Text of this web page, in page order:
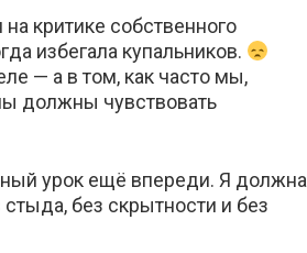
критике собственного
избегала купальников.
— а в том, как часто мы,
должны чувствовать
урок ещё впереди. Я должна
без скрытности и без